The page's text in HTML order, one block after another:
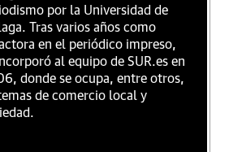
por la Universidad de
Tras varios años como
en el periódico impreso,
al equipo de SUR.es en
donde se ocupa, entre otros,
de comercio local y